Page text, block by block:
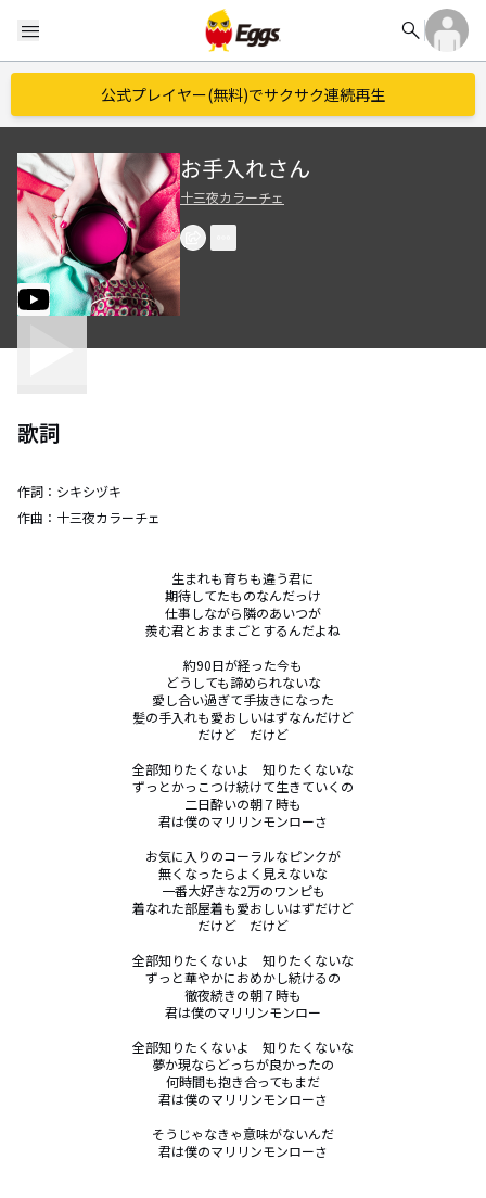
menu search
公式プレイヤー(無料)でサクサク連続再生
お手入れさん
十三夜カラーチェ
歌詞
作詞： シキシヅキ
作曲： 十三夜カラーチェ
生まれも育ちも違う君に
期待してたものなんだっけ
仕事しながら隣のあいつが
羨む君とおままごとするんだよね
約90日が経った今も
どうしても諦められないな
愛し合い過ぎて手抜きになった
髪の手入れも愛おしいはずなんだけど
だけど　だけど
全部知りたくないよ　知りたくないな
ずっとかっこつけ続けて生きていくの
二日酔いの朝７時も
君は僕のマリリンモンローさ
お気に入りのコーラルなピンクが
無くなったらよく見えないな
一番大好きな2万のワンピも
着なれた部屋着も愛おしいはずだけど
だけど　だけど
全部知りたくないよ　知りたくないな
ずっと華やかにおめかし続けるの
徹夜続きの朝７時も
君は僕のマリリンモンロー
全部知りたくないよ　知りたくないな
夢か現ならどっちが良かったの
何時間も抱き合ってもまだ
君は僕のマリリンモンローさ
そうじゃなきゃ意味がないんだ
君は僕のマリリンモンローさ